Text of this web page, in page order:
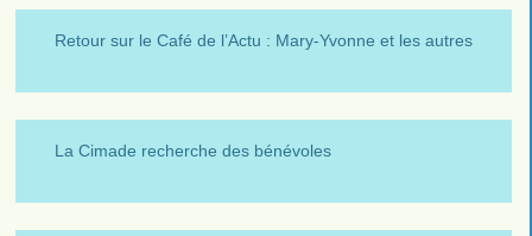
Retour sur le Café de l’Actu : Mary-Yvonne et les autres
La Cimade recherche des bénévoles